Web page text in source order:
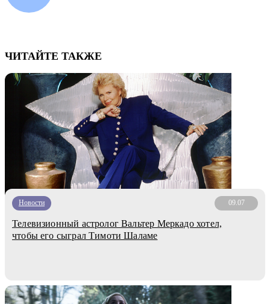
ЧИТАЙТЕ ТАКЖЕ
Новости 09.07
Телевизионный астролог Вальтер Меркадо хотел,
чтобы его сыграл Тимоти Шаламе